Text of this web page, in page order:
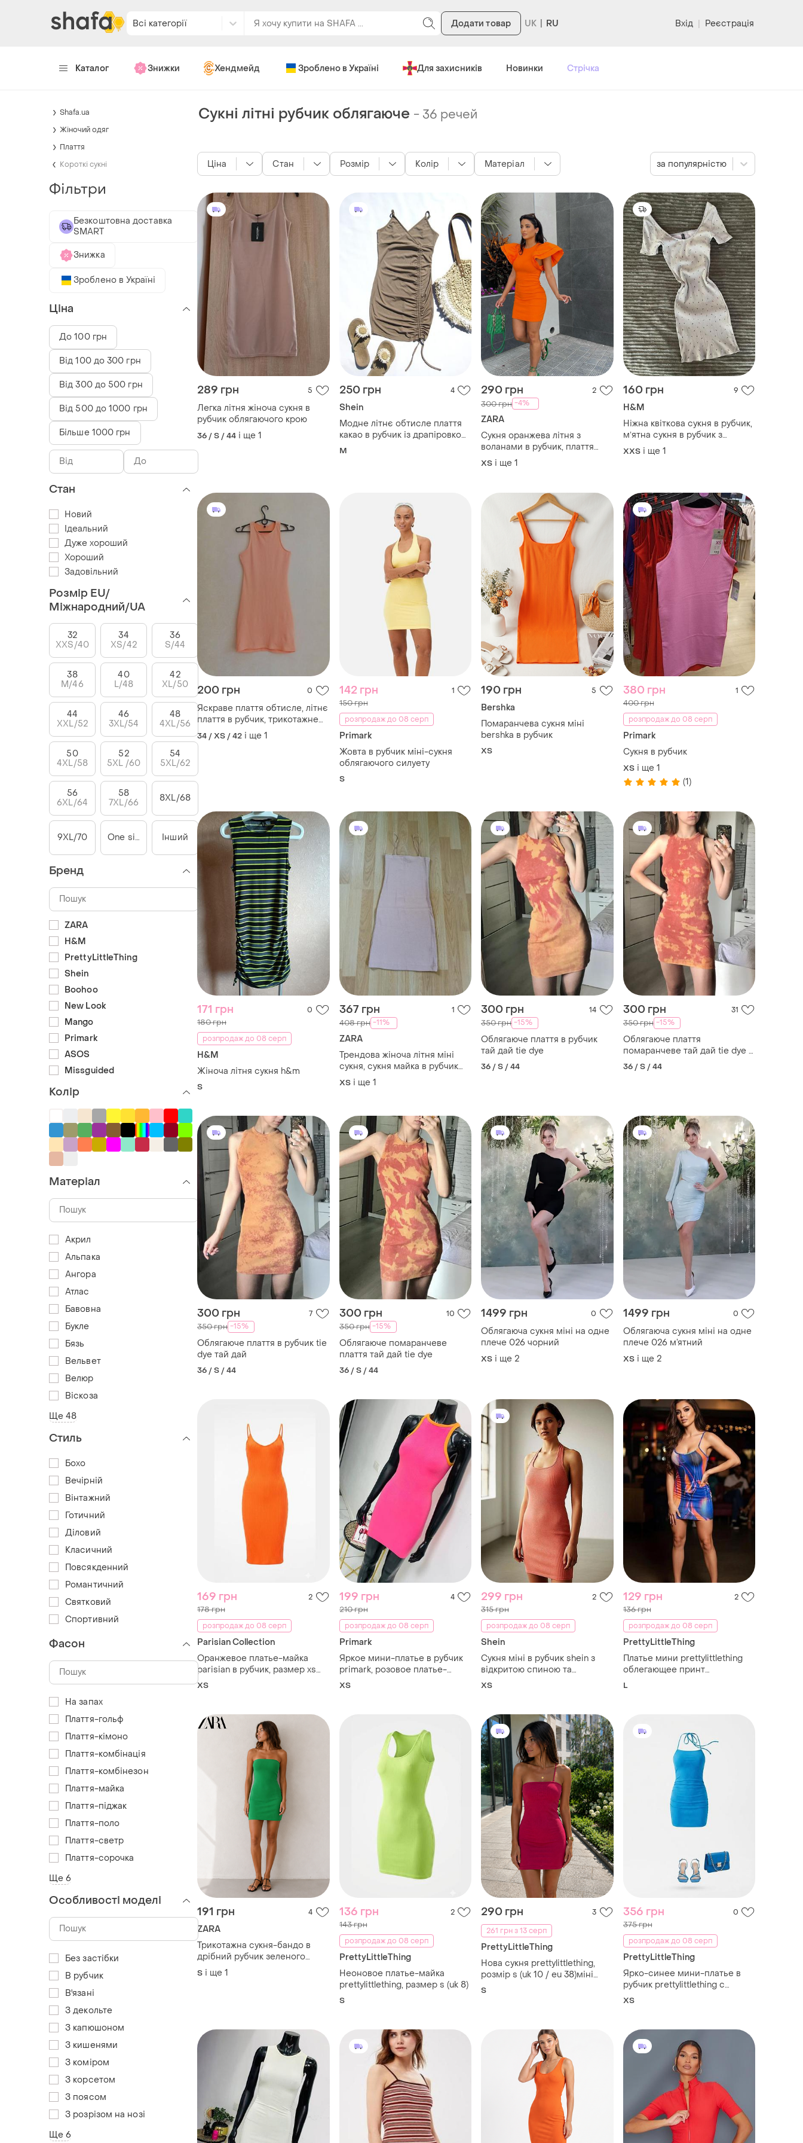
Всі категорії Додати товар RU Вхід | Реєстрація
Каталог Знижки Хендмейд Зроблено в Україні Для захисників Новинки Стрічка
Сукні літні рубчик облягаюче - 36 речей
289 грн 5
Легка літня жіноча сукня в
рубчик облягаючого крою
36 / S / 44 і ще 1
250 грн 4
Shein
Модне літнє обтисле плаття
какао в рубчик із драпіровкою
оборками shein
M
290 грн 2
300 грн -4%
ZARA
Сукня оранжева літня з
воланами в рубчик, плаття
коротке облягаюче з
воланами на рукавах від зара
ХS і ще 1
160 грн 9
H&M
Ніжна квіткова сукня в рубчик,
мʼятна сукня в рубчик з
квітами, облягаюча літня міні
сукня, розмір xxs-xs
XХS і ще 1
200 грн 0
Яскраве плаття обтисле, літнє
плаття в рубчик, трикотажне
плаття майка, мініплаття,
плаття
34 / XS / 42 і ще 1
142 грн 1
150 грн
розпродаж до 08 серп
Primark
Жовта в рубчик міні-сукня
облягаючого силуету
S
190 грн 5
Bershka
Помаранчева сукня міні
bershka в рубчик
ХS
380 грн 1
400 грн
розпродаж до 08 серп
Primark
Сукня в рубчик
ХS і ще 1
(1)
171 грн 0
180 грн
розпродаж до 08 серп
H&M
Жіноча літня сукня h&m
S
367 грн 1
408 грн -11%
ZARA
Трендова жіноча літня міні
сукня, сукня майка в рубчик
zara
ХS і ще 1
300 грн 14
350 грн -15%
Облягаюче плаття в рубчик
тай дай tie dye
36 / S / 44
300 грн 31
350 грн -15%
Облягаюче плаття
помаранчеве тай дай tie dye в
рубчик top shop
36 / S / 44
300 грн 7
350 грн -15%
Облягаюче плаття в рубчик tie
dye тай дай
36 / S / 44
300 грн 10
350 грн -15%
Облягаюче помаранчеве
плаття тай дай tie dye
36 / S / 44
1499 грн 0
Облягаюча сукня міні на одне
плече 026 чорний
ХS і ще 2
1499 грн 0
Облягаюча сукня міні на одне
плече 026 м’ятний
ХS і ще 2
169 грн 2
178 грн
розпродаж до 08 серп
Parisian Collection
Оранжевое платье-майка
parisian в рубчик, размер xs
(uk 6)
ХS
199 грн 4
210 грн
розпродаж до 08 серп
Primark
Яркое мини-платье в рубчик
primark, розовое платье-
майка
ХS
299 грн 2
315 грн
розпродаж до 08 серп
Shein
Сукня міні в рубчик shein з
відкритою спиною та
бретеллю через шию, рожева,
ХS
129 грн 2
136 грн
розпродаж до 08 серп
PrettyLittleThing
Платье мини prettylittlething
облегающее принт
психоделик, тонкие бретели,
L
191 грн 4
ZARA
Трикотажна сукня-бандо в
дрібний рубчик зеленого
кольору р.м
S і ще 1
136 грн 2
143 грн
розпродаж до 08 серп
PrettyLittleThing
Неоновое платье-майка
prettylittlething, размер s (uk 8)
S
290 грн
3
261 грн з 13 серп
PrettyLittleThing
Нова сукня prettylittlething,
розмір s (uk 10 / eu 38)міні
платять яскрава сукня на літо
S
356 грн 0
375 грн
розпродаж до 08 серп
PrettyLittleThing
Ярко-синее мини-платье в
рубчик prettylittlething с
завязками на шее, размер xs
ХS
Ціна Стан Розмір Колір Матеріал за популярністю
Shafa.ua
Жіночий одяг
Плаття
Короткі сукні
Фільтри
Безкоштовна доставка
SMART
Знижка
Зроблено в Україні
Ціна
До 100 грн
Від 100 до 300 грн
Від 300 до 500 грн
Від 500 до 1000 грн
Більше 1000 грн
Стан
Новий
Ідеальний
Дуже хороший
Хороший
Задовільний
Розмір EU/
Міжнародний/UA
32
XXS/40
34
XS/42
36
S/44
38
M/46
40
L/48
42
XL/50
44
XXL/52
46
3XL/54
48
4XL/56
50
4XL/58
52
5XL /60
54
5XL/62
56
6XL/64
58
7XL/66
8XL/68
9XL/70 One size Інший
Бренд
ZARA
H&M
PrettyLittleThing
Shein
Boohoo
New Look
Mango
Primark
ASOS
Missguided
Колір
Матеріал
Акрил
Альпака
Ангора
Атлас
Бавовна
Букле
Бязь
Вельвет
Велюр
Віскоза
Ще 48
Стиль
Бохо
Вечірній
Вінтажний
Готичний
Діловий
Класичний
Повсякденний
Романтичний
Святковий
Спортивний
Фасон
На запах
Плаття-гольф
Плаття-кімоно
Плаття-комбінація
Плаття-комбінезон
Плаття-майка
Плаття-піджак
Плаття-поло
Плаття-светр
Плаття-сорочка
Ще 6
Особливості моделі
Без застібки
В рубчик
В'язані
З декольте
З капюшоном
З кишенями
З коміром
З корсетом
З поясом
З розрізом на нозі
Ще 6